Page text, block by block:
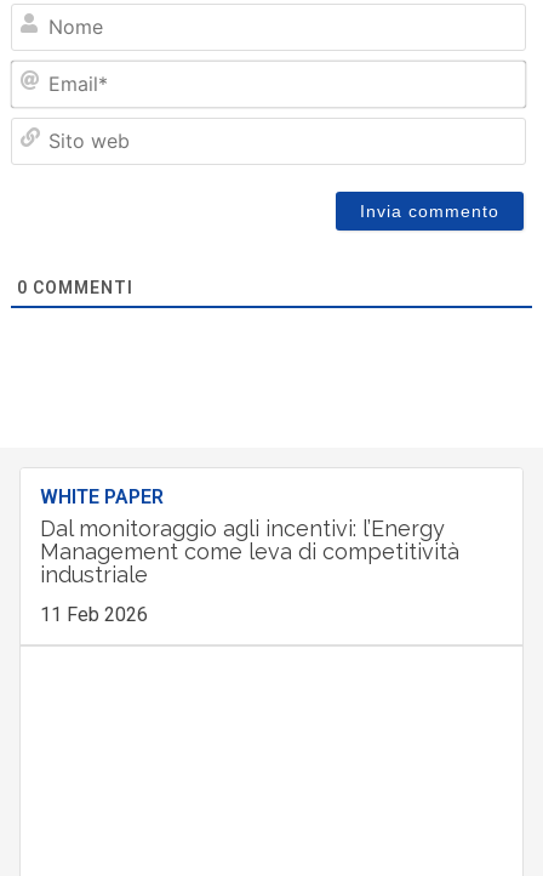
0 COMMENTI
WHITE PAPER
Dal monitoraggio agli incentivi: l’Energy
Management come leva di competitività
industriale
11 Feb 2026